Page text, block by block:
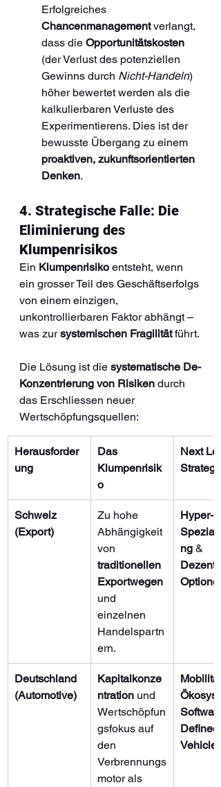
Erfolgreiches
Chancenmanagement verlangt,
dass die Opportunitätskosten
(der Verlust des potenziellen
Gewinns durch Nicht-Handeln)
höher bewertet werden als die
kalkulierbaren Verluste des
Experimentierens. Dies ist der
bewusste Übergang zu einem
proaktiven, zukunftsorientierten
Denken.
4. Strategische Falle: Die
Eliminierung des
Klumpenrisikos
Ein Klumpenrisiko entsteht, wenn
ein grosser Teil des Geschäftserfolgs
von einem einzigen,
unkontrollierbaren Faktor abhängt –
was zur systemischen Fragilität führt.
Die Lösung ist die systematische De-
Konzentrierung von Risiken durch
das Erschliessen neuer
Wertschöpfungsquellen:
Herausforder
ung
Das
Klumpenrisik
o
Next
Strategie
Schweiz
(Export)
Zu hohe
Abhängigkeit
von
traditionellen
Exportwegen
und
einzelnen
Handelspartn
ern.
Hyper-
ng &
Optionen
Deutschland
(Automotive)
Kapitalkonze
ntration und
Wertschöpfun
gsfokus auf
den
Verbrennungs
motor als
Software-
Defined
Vehicle